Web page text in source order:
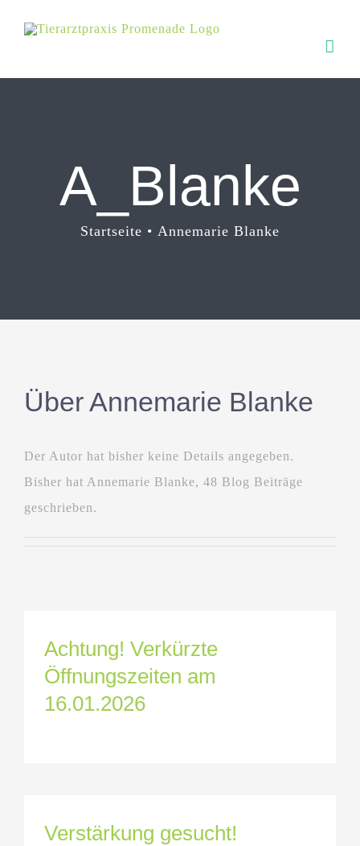
Inhalt
A_Blanke
Startseite Annemarie Blanke
Über Annemarie Blanke
Der Autor hat bisher keine Details angegeben.
Bisher hat Annemarie Blanke, 48 Blog Beiträge
geschrieben.
Achtung! Verkürzte
Öffnungszeiten am
16.01.2026
Verstärkung gesucht!